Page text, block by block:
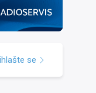
se